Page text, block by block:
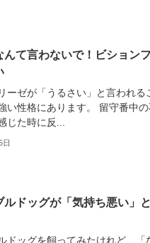
んて言わないで！ビション
ーゼが「うるさい」と言われ
い性格にあります。 留守番中
じた時に反...
日
ルドッグが「気持ち悪い」
ドッグを飼ってみたけれど、